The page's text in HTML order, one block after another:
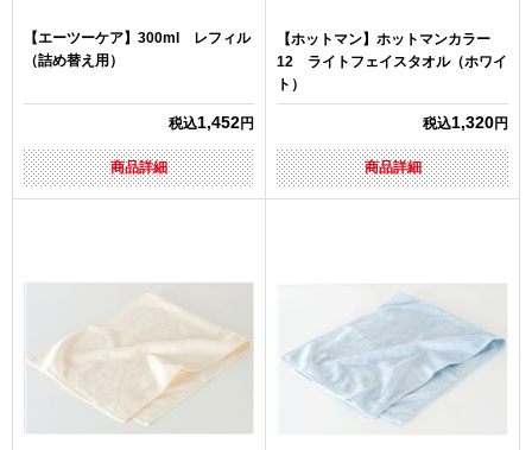
【エーツーケア】300ml レフィル
（詰め替え用）
税込1,452円
商品詳細
【ホットマン】ホットマンカラー
12 ライトフェイスタオル（ホワイ
ト）
税込1,320円
商品詳細